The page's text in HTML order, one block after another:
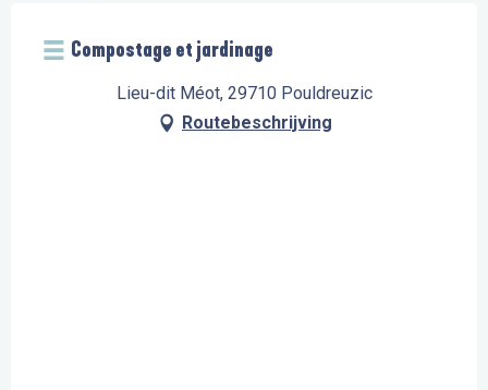
Compostage et jardinage
Lieu-dit Méot, 29710 Pouldreuzic
Routebeschrijving